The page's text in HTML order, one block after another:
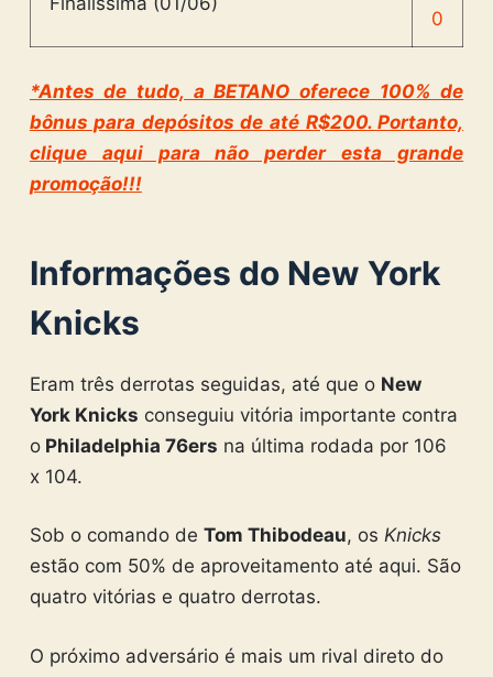
0
*Antes de tudo, a BETANO oferece 100% de
bônus para depósitos de até R$200. Portanto,
clique aqui para não perder esta grande
promoção!!!
Informações do New York
Knicks
Eram três derrotas seguidas, até que o New
York Knicks conseguiu vitória importante contra
oPhiladelphia 76ers na última rodada por 106
x 104.
Sob o comando de Tom Thibodeau, os Knicks
estão com 50% de aproveitamento até aqui. São
quatro vitórias e quatro derrotas.
O próximo adversário é mais um rival direto do